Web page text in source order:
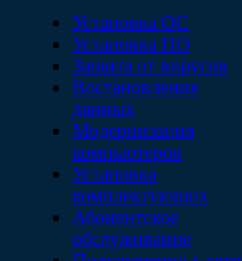
Установка ОС
Установка ПО
Защита от вирусов
Востановление
данных
Модернизация
компьютеров
Установка
комплектующих
Абонентское
обслуживание